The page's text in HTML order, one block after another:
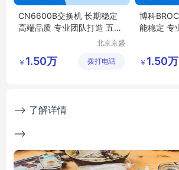
CN6600B交换机 长期稳定
高端品质 专业团队打造 五星
北京京盛
有限公司
￥ 1.50万 拨打电话
博科
能稳定 专
￥ 1.50万
--> 了解详情
-->